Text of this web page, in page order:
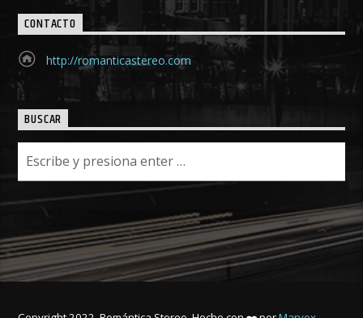
CONTACTO
http://romanticastereo.com
BUSCAR